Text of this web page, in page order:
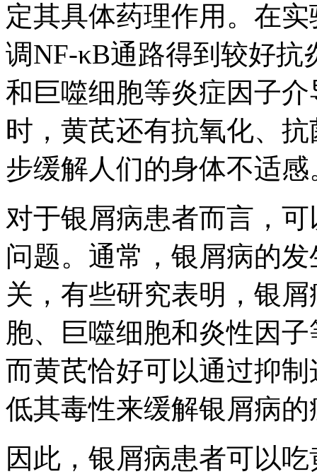
定其具体药理作用。在
调NF-κB通路得到较好
和巨噬细胞等炎症因子
时，黄芪还有抗氧化、
步缓解人们的身体不适感
对于银屑病患者而言，
问题。通常，银屑病的
关，有些研究表明，银
胞、巨噬细胞和炎性因
而黄芪恰好可以通过抑
低其毒性来缓解银屑病的
因此，银屑病患者可以